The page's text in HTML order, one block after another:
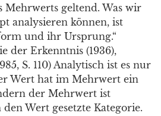
Mehrwerts geltend. Was wir
analysieren können, ist
und ihr Ursprung.“
der Erkenntnis (1936),
S. 110) Analytisch ist es nur
Wert hat im Mehrwert ein
der Mehrwert ist
Wert gesetzte Kategorie.